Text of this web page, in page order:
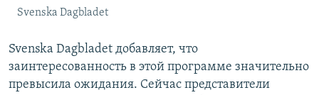
Svenska Dagbladet
Svenska Dagbladet добавляет, что
заинтересованность в этой программе значительно
превысила ожидания. Сейчас представители